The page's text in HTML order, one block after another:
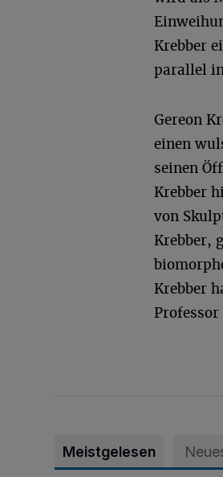
Krebber
parallel in
Gereon
einen
seinen
Krebber
von
Krebber,
Krebber
Meistgelesen